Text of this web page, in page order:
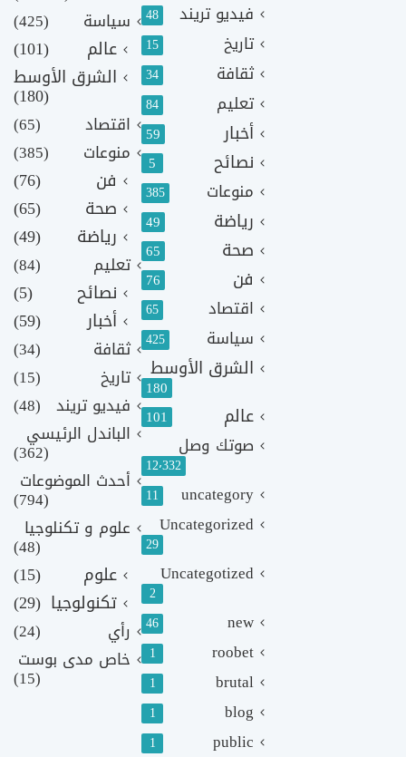
فيديو تريند 48
تاريخ 15
ثقافة 34
تعليم 84
أخبار 59
نصائح 5
منوعات 385
رياضة 49
صحة 65
فن 76
اقتصاد 65
سياسة 425
الشرق الأوسط
180
عالم 101
صوتك وصل
12٬332
uncategory
11
Uncategorized
29
Uncategotized
2
new
46
roobet
1
brutal
1
blog
1
public
1
سياسة
(425)
عالم
(101)
الشرق الأوسط
(180)
اقتصاد
(65)
منوعات
(385)
فن
(76)
صحة
(65)
رياضة
(49)
تعليم (84)
نصائح
(5)
أخبار
(59)
ثقافة
(34)
تاريخ
(15)
فيديو تريند (48)
الباندل الرئيسي
(362)
أحدث الموضوعات
(794)
علوم و تكنلوجيا
(48)
علوم
(15)
تكنولوجيا (29)
رأي
(24)
خاص مدى بوست
(15)